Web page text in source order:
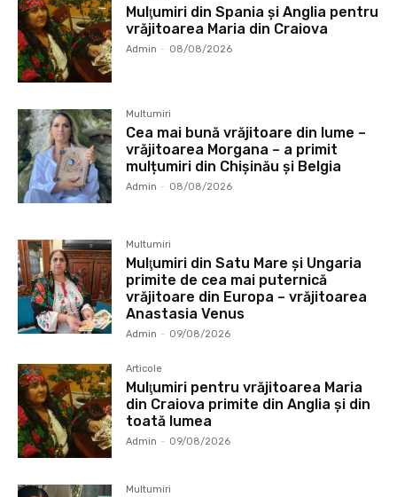
Mulţumiri din Spania şi Anglia pentru
vrăjitoarea Maria din Craiova
Admin - 08/08/2026
Multumiri
Cea mai bună vrăjitoare din lume –
vrăjitoarea Morgana – a primit
mulțumiri din Chișinău și Belgia
Admin - 08/08/2026
Multumiri
Mulţumiri din Satu Mare și Ungaria
primite de cea mai puternică
vrăjitoare din Europa – vrăjitoarea
Anastasia Venus
Admin - 09/08/2026
Articole
Mulţumiri pentru vrăjitoarea Maria
din Craiova primite din Anglia și din
toată lumea
Admin - 09/08/2026
Multumiri